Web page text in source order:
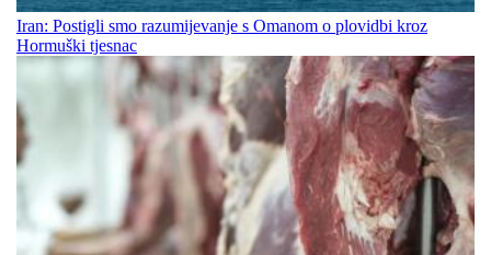
Iran: Postigli smo razumijevanje s Omanom o plovidbi kroz
Hormuški tjesnac